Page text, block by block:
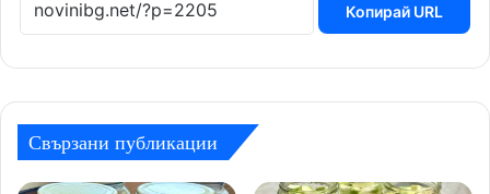
Копирай URL
Свързани публикации